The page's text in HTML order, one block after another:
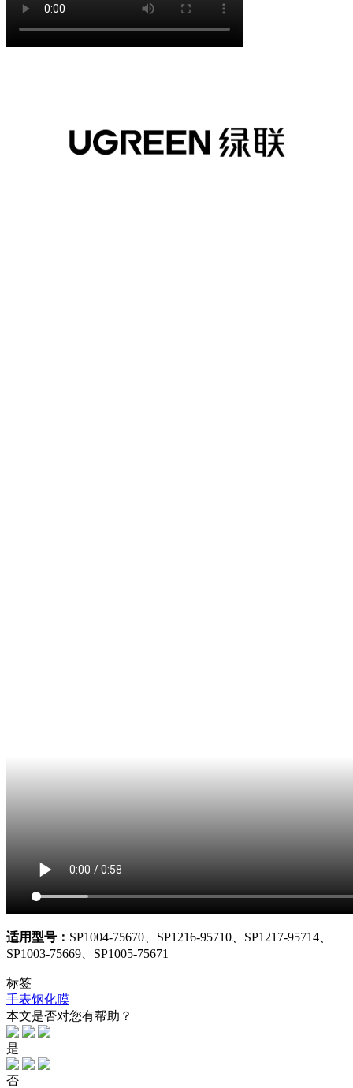
适用型号： SP1004-75670、SP1216-95710、SP1217-95714、
SP1003-75669、SP1005-75671
标签
手表钢化膜
本文是否对您有帮助？
是
否